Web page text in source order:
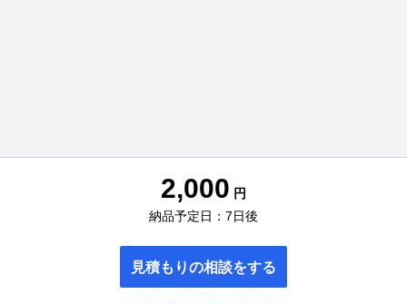
2,000 円
納品予定日：7日後
見積もりの相談をする